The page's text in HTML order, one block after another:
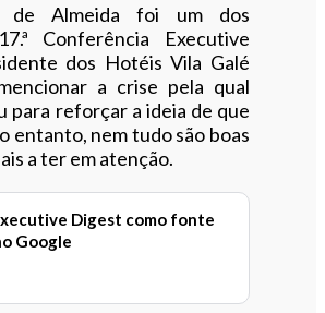
de Almeida foi um dos
Conferência Executive
dos Hotéis Vila Galé
a crise pela qual
para reforçar a ideia de que
entanto, nem tudo são boas
a ter em atenção.
Digest como fonte
Google